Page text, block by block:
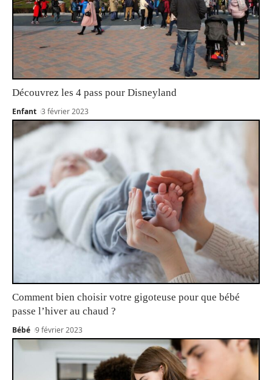
Découvrez les 4 pass pour Disneyland
Enfant 3 février 2023
Comment bien choisir votre gigoteuse pour que bébé
passe l’hiver au chaud ?
Bébé 9 février 2023